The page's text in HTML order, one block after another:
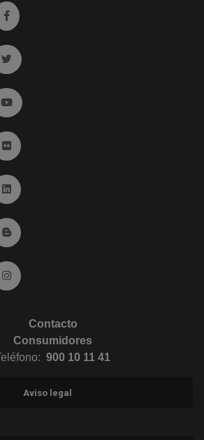
Ir a facebook (abre en ventana nueva)
Ir a twitter (abre en ventana nueva)
Ir a YouTube (abre en ventana nueva)
Ir a Flickr (abre en ventana nueva)
Ir a Linkedin (abre en ventana nueva)
Ir al Blog (abre en ventana nueva)
Ir a Instagram (abre en ventana nueva)
Contacto
Consumidores
Teléfono: 900 10 11 41
Aviso legal